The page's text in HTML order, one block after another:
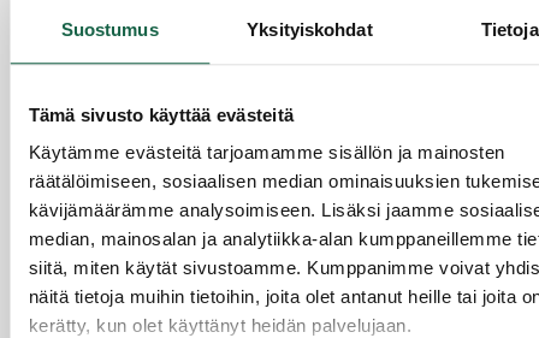
Suostumus Yksityiskohdat Tietoja
Tämä sivusto käyttää evästeitä
Käytämme evästeitä tarjoamamme sisällön ja mainosten
räätälöimiseen, sosiaalisen median ominaisuuksien
kävijämäärämme analysoimiseen. Lisäksi jaamme
median, mainosalan ja analytiikka-alan kumppaneillemme
siitä, miten käytät sivustoamme. Kumppanimme voivat
näitä tietoja muihin tietoihin, joita olet antanut heille tai joita
kerätty, kun olet käyttänyt heidän palvelujaan.
kiihtyvällä vauhdilla. Murroksen epävarmuus
asettaa paineita yrityksissä. Pysymmekö perässä –
kilpailijat ja toimiala menee! Pysyäkseen vauhdissa
mukana, tarvitsemme suunnannäyttäjiä.Olet yksi
heistä?
Buustia businekseen on maaseutuohjelman
mahdollistama ja paikallisen Ykkösakseli ry:n
rahoittama projekti, jossa lähtökohtana on
yhteistyön ja vertaisoppimisen keinoin lisätä Salon